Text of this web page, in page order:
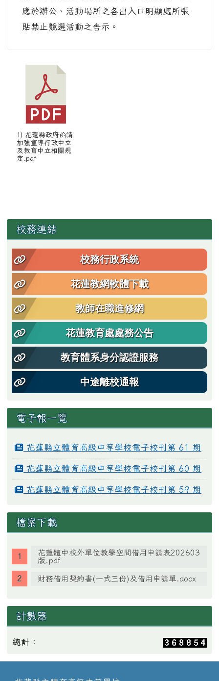
應於辦公、活動場所之各出入口明顯處所張
貼禁止競選活動之告示。
1) 花蓮縣政府函請
加強宣導行政中立
及教育中立相關規
定.pdf
左邊區域內容
校務連結
校務行政系統
花蓮教網軟體下載
教師在職進修網
花蓮教育處處務公告
教育體系身分認證服務
中途離校通報
電子報一覽
花蓮縣立體育高級中等學校電子校刊第 61 期
花蓮縣立體育高級中等學校電子校刊第 60 期
花蓮縣立體育高級中等學校電子校刊第 59 期
檔案下載
花蓮體中校外單位教學空間借用申請表202603
版.pdf
財務借用契約書(一式三份)及借用申請單.docx
計數器
總計：